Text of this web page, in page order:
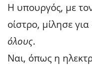
Η υπουργός, με
οίστρο, μίλησε για
όλους.
Ναι, όπως η